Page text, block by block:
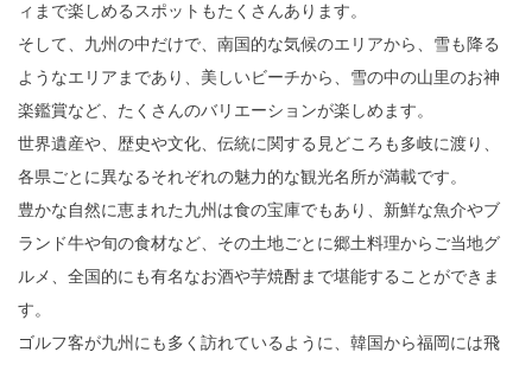
ィまで楽しめるスポットもたくさんあります。
そして、九州の中だけで、南国的な気候のエリアから、雪も降る
ようなエリアまであり、美しいビーチから、雪の中の山里のお神
楽鑑賞など、たくさんのバリエーションが楽しめます。
世界遺産や、歴史や文化、伝統に関する見どころも多岐に渡り、
各県ごとに異なるそれぞれの魅力的な観光名所が満載です。
豊かな自然に恵まれた九州は食の宝庫でもあり、新鮮な魚介やブ
ランド牛や旬の食材など、その土地ごとに郷土料理からご当地グ
ルメ、全国的にも有名なお酒や芋焼酎まで堪能することができま
す。
ゴルフ客が九州にも多く訪れているように、韓国から福岡には飛